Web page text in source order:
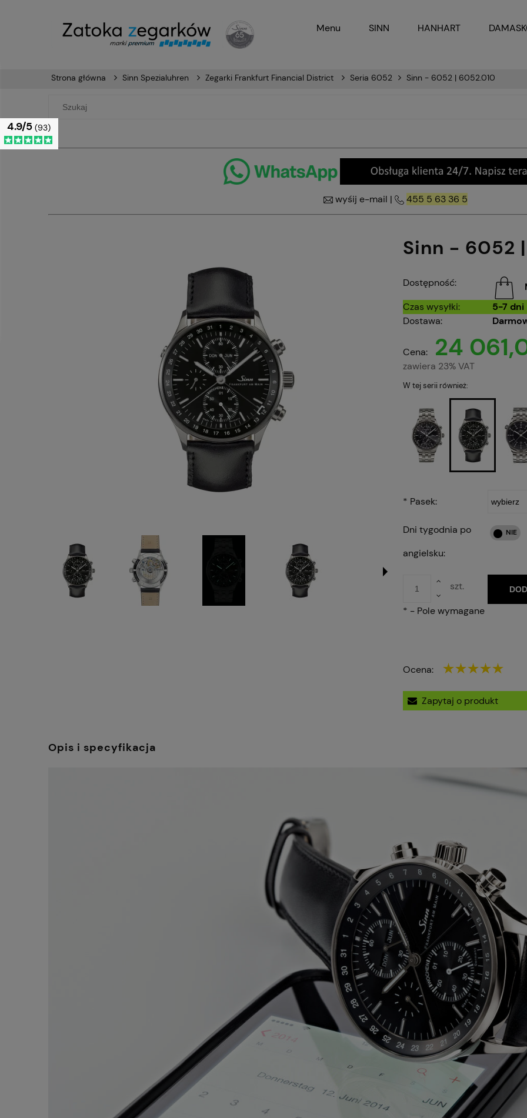
Menu SINN HANHART
Strona główna Sinn Spezialuhren Zegarki Frankfurt Financial District Seria 6052 Sinn - 6052 | 6052.010
wyśij e-mail | 455 5 63 36 5
Sinn - 6052
Dostępność:
Czas wysyłki:
5-7 dni
Dostawa:
Cena: 24
zawiera 23% VAT
W tej serii również:
* Pasek:
Dni tygodnia po
angielsku:
szt.
* - Pole wymagane
Ocena:
Zapytaj o produkt
Opis i specyfikacja
4.9/5 (93)